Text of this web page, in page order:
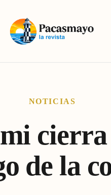
NOTICIAS
cierra
de la